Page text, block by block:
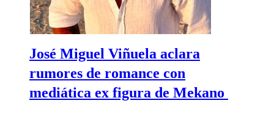
José Miguel Viñuela aclara
rumores de romance con
mediática ex figura de Mekano